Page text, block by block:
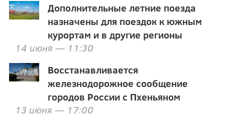
Дополнительные летние поезда
назначены для поездок к южным
курортам и в другие регионы
14 июня — 11:30
Восстанавливается
железнодорожное сообщение
городов России с Пхеньяном
13 июня — 17:00